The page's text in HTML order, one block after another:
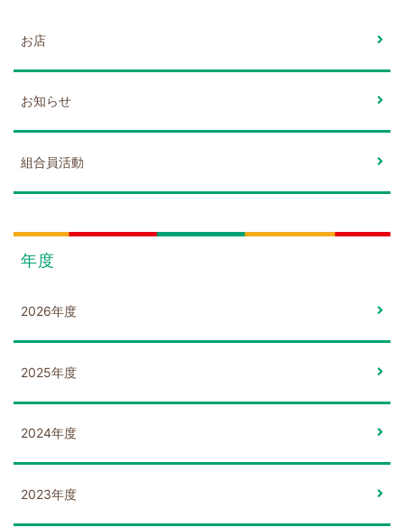
お店
お知らせ
組合員活動
年度
2026年度
2025年度
2024年度
2023年度